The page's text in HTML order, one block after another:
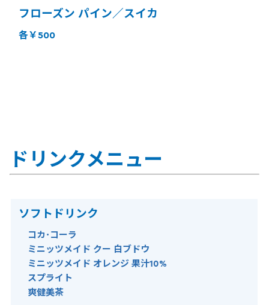
フローズン パイン／スイカ
各￥500
ドリンクメニュー
ソフトドリンク
コカ･コーラ
ミニッツメイド クー 白ブドウ
ミニッツメイド オレンジ 果汁10%
スプライト
爽健美茶